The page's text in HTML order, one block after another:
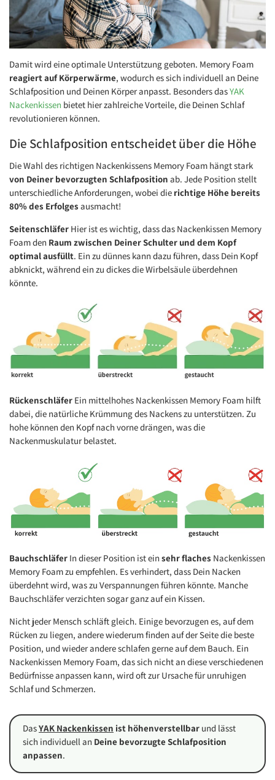
Damit wird eine optimale Unterstützung geboten. Memory Foam
reagiert auf Körperwärme, wodurch es sich individuell an Deine
Schlafposition und Deinen Körper anpasst. Besonders dasYAK
Nackenkissen bietet hier zahlreiche Vorteile, die Deinen Schlaf
revolutionieren können.
Die Schlafposition entscheidet über die Höhe
Die Wahl des richtigen Nackenkissens Memory Foam hängt stark
von Deiner bevorzugten Schlafposition ab. Jede Position stellt
unterschiedliche Anforderungen, wobei die richtige Höhe bereits
80% des Erfolgesausmacht!
Seitenschläfer Hier ist es wichtig, dass das Nackenkissen Memory
Foam den Raum zwischen Deiner Schulter und dem Kopf
optimal ausfüllt. Ein zu dünnes kann dazu führen, dass Dein Kopf
abknickt, während ein zu dickes die Wirbelsäule überdehnen
könnte.
Rückenschläfer Ein mittelhohes Nackenkissen Memory Foam hilft
dabei, die natürliche Krümmung des Nackens zu unterstützen. Zu
hohe können den Kopf nach vorne drängen, was die
Nackenmuskulatur belastet.
Bauchschläfer In dieser Position ist ein sehr flaches Nackenkissen
Memory Foam zu empfehlen. Es verhindert, dass Dein Nacken
überdehnt wird, was zu Verspannungen führen könnte. Manche
Bauchschläfer verzichten sogar ganz auf ein Kissen.
Nicht jeder Mensch schläft gleich. Einige bevorzugen es, auf dem
Rücken zu liegen, andere wiederum finden auf der Seite die beste
Position, und wieder andere schlafen gerne auf dem Bauch. Ein
Nackenkissen Memory Foam, das sich nicht an diese verschiedenen
Bedürfnisse anpassen kann, wird oft zur Ursache für unruhigen
Schlaf und Schmerzen.
DasYAK Nackenkissen ist höhenverstellbar und lässt
sich individuell an Deine bevorzugte Schlafposition
anpassen.